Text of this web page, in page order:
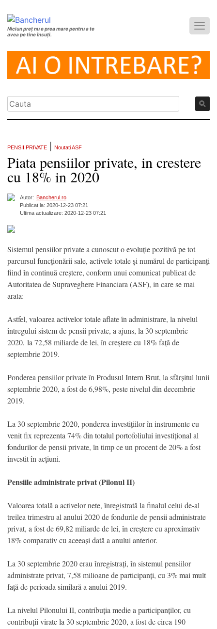
Niciun preț nu e prea mare pentru a te
avea pe tine însuți.
PENSII PRIVATE Noutati ASF
Piata pensiilor private, in crestere
cu 18% in 2020
Autor: Bancherul.ro
Publicat la: 2020-12-23 07:21
Ultima actualizare: 2020-12-23 07:21
Sistemul pensiilor private a cunoscut o evoluție pozitivă pe tot
parcursul funcționării sale, activele totale și numărul de participanți
fiind în continuă creștere, conform unui comunicat publicat de
Autoritatea de Supraveghere Financiara (ASF), in care se mai
arata:
Astfel, valoarea activelor totale aflate în administrare, la nivelul
întregului sistem de pensii private, a ajuns, la 30 septembrie
2020, la 72,58 miliarde de lei, în creștere cu 18% față de
septembrie 2019.
Ponderea pensiilor private în Produsul Intern Brut, la sfârșitul lunii
septembrie 2020, a fost de 6,98%, peste nivelul din decembrie
2019.
La 30 septembrie 2020, ponderea investițiilor în instrumente cu
venit fix reprezenta 74% din totalul portofoliului investițional al
fondurilor de pensii private, în timp ce un procent de 20% a fost
investit în acțiuni.
Pensiile administrate privat (Pilonul II)
Valoarea totală a activelor nete, înregistrată la finalul celui de-al
treilea trimestru al anului 2020 de fondurile de pensii administrate
privat, a fost de 69,82 miliarde de lei, în creștere cu aproximativ
18% comparativ cu aceeași dată a anului anterior.
La 30 septembrie 2020 erau înregistrați, în sistemul pensiilor
administrate privat, 7,58 milioane de participanți, cu 3% mai mult
față de perioada similară a anului 2019.
La nivelul Pilonului II, contribuția medie a participanților, cu
contribuții virate la 30 septembrie 2020, a fost de circa 190